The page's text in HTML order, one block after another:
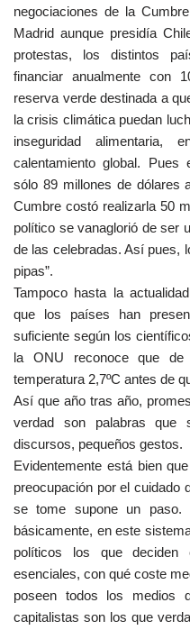
negociaciones de la
Madrid aunque presidía
protestas, los distintos
financiar anualmente con
reserva verde destinada a
la crisis climática puedan
inseguridad alimentaria,
calentamiento global.
sólo 89 millones de dólares
Cumbre costó realizarla 50
político se vanaglorió de ser
de las celebradas. Así pues,
pipas”.
Tampoco hasta la
que los países han
suficiente según los
la ONU reconoce que
temperatura 2,7ºC antes de
Así que año tras año,
verdad son palabras que
discursos, pequeños gestos.
Evidentemente está bien
preocupación por el cuidado
se tome supone un paso.
básicamente, en este
políticos los que deciden
esenciales, con qué coste
poseen todos los medios
capitalistas son los que